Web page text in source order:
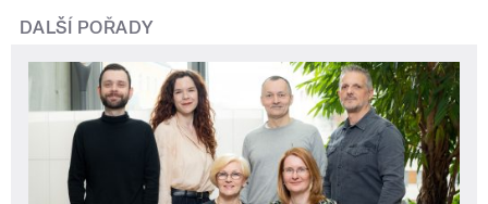
DALŠÍ POŘADY